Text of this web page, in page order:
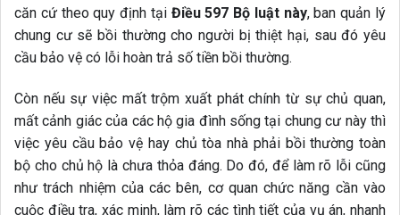
căn cứ theo quy định tại Điều 597 Bộ luật này, ban quản lý
chung cư sẽ bồi thường cho người bị thiệt hại, sau đó yêu
cầu bảo vệ có lỗi hoàn trả số tiền bồi thường.
Còn nếu sự việc mất trộm xuất phát chính từ sự chủ quan,
mất cảnh giác của các hộ gia đình sống tại chung cư này thì
việc yêu cầu bảo vệ hay chủ tòa nhà phải bồi thường toàn
bộ cho chủ hộ là chưa thỏa đáng. Do đó, để làm rõ lỗi cũng
như trách nhiệm của các bên, cơ quan chức năng cần vào
cuộc điều tra, xác minh, làm rõ các tình tiết của vụ án, nhanh